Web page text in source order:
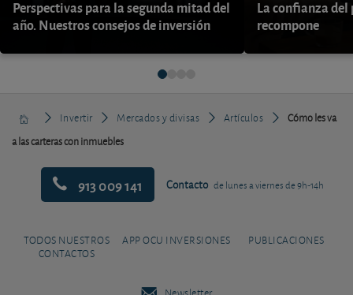
Perspectivas para la segunda mitad del
año. Nuestros consejos de inversión
La confianza del
recompone
Invertir Mercados y divisas Artículos
Cómo les va
a las carteras con inmuebles
913 009 141 Contacto de lunes a viernes de 9h-14h
TODOS NUESTROS
CONTACTOS
APP OCU INVERSIONES PUBLICACIONES